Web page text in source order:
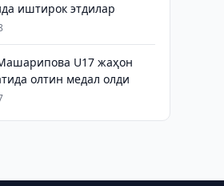
иштирок этдилар
U17 жаҳон
олтин медал олди